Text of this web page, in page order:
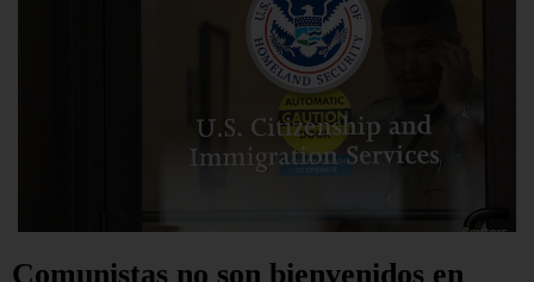
Comunistas no son bienvenidos en